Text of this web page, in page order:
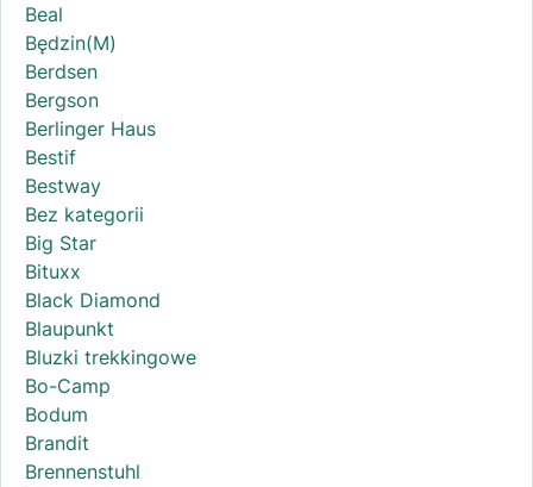
Beal
Będzin(M)
Berdsen
Bergson
Berlinger Haus
Bestif
Bestway
Bez kategorii
Big Star
Bituxx
Black Diamond
Blaupunkt
Bluzki trekkingowe
Bo-Camp
Bodum
Brandit
Brennenstuhl